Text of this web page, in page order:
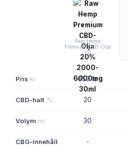
Raw Hemp
Premium CBD-Olja
20
Pris kr 659 kr
CBD-halt % 20
Volym ml 30
CBG-innehåll -